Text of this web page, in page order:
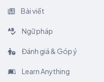
Bài viết
Ngữ pháp
Đánh giá & Góp ý
Learn Anything